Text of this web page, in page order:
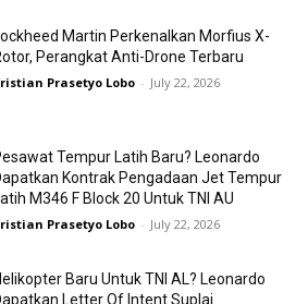
Martin Perkenalkan Morfius X-
Perangkat Anti-Drone Terbaru
Prasetyo Lobo - July 22, 2026
Tempur Latih Baru? Leonardo
Kontrak Pengadaan Jet Tempur
M346 F Block 20 Untuk TNI AU
Prasetyo Lobo - July 22, 2026
Baru Untuk TNI AL? Leonardo
Letter Of Intent Suplai